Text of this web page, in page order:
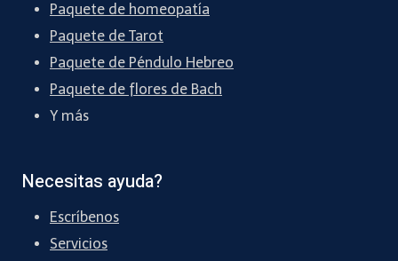
Paquete de homeopatía
Paquete de Tarot
Paquete de Péndulo Hebreo
Paquete de flores de Bach
Y más
Necesitas ayuda?
Escríbenos
Servicios